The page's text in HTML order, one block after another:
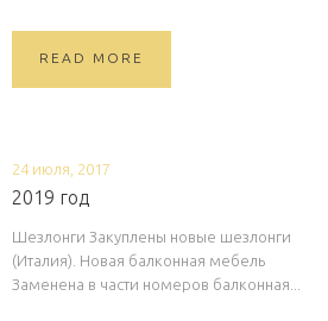
READ MORE
24 июля, 2017
2019 год
Шезлонги Закуплены новые шезлонги
(Италия). Новая балконная мебель
Заменена в части номеров балконная...